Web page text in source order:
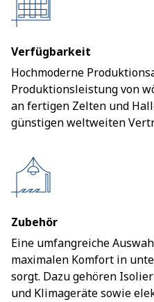
Verfügbarkeit
Hochmoderne
Produktionsleistung von
an fertigen Zelten und
günstigen weltweiten
Zubehör
Eine umfangreiche
maximalen Komfort in
sorgt. Dazu gehören
und Klimageräte sowie